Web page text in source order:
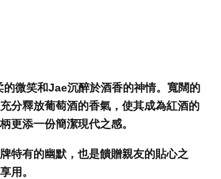
微笑和Jae沉醉於酒香的神情。寬闊的
分釋放葡萄酒的香氣，使其成為紅酒的
更添一份簡潔現代之感。
特有的幽默，也是饋贈親友的貼心之
用。